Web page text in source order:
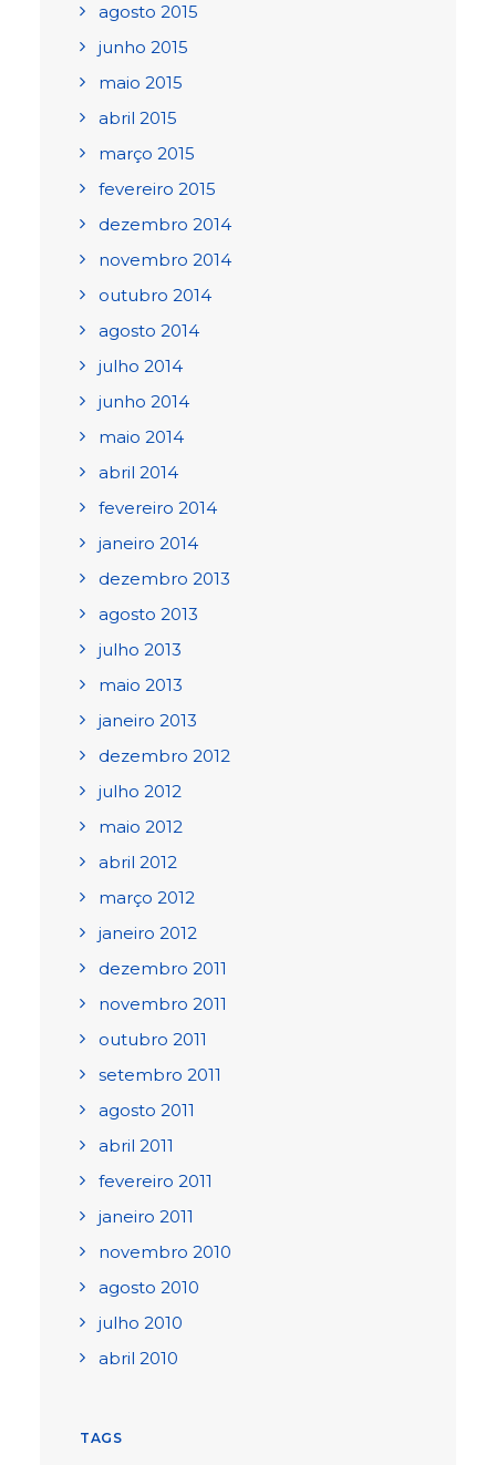
agosto 2015
junho 2015
maio 2015
abril 2015
março 2015
fevereiro 2015
dezembro 2014
novembro 2014
outubro 2014
agosto 2014
julho 2014
junho 2014
maio 2014
abril 2014
fevereiro 2014
janeiro 2014
dezembro 2013
agosto 2013
julho 2013
maio 2013
janeiro 2013
dezembro 2012
julho 2012
maio 2012
abril 2012
março 2012
janeiro 2012
dezembro 2011
novembro 2011
outubro 2011
setembro 2011
agosto 2011
abril 2011
fevereiro 2011
janeiro 2011
novembro 2010
agosto 2010
julho 2010
abril 2010
TAGS